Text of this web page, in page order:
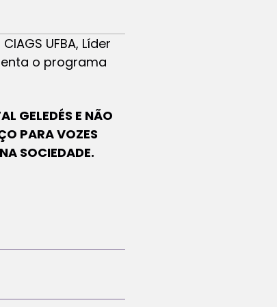
UFBA, Líder
o programa
GELEDÉS E NÃO
PARA VOZES
SOCIEDADE.